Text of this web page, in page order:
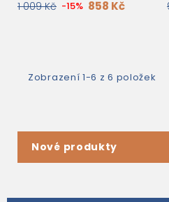
1 009 Kč -15% 858 Kč
Zobrazení 1-6 z 6 položek
Nové produkty